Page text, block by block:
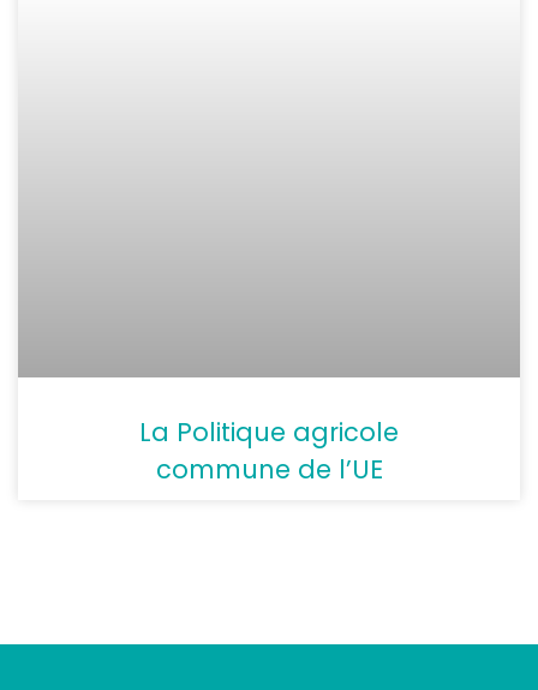
La Politique agricole
commune de l’UE